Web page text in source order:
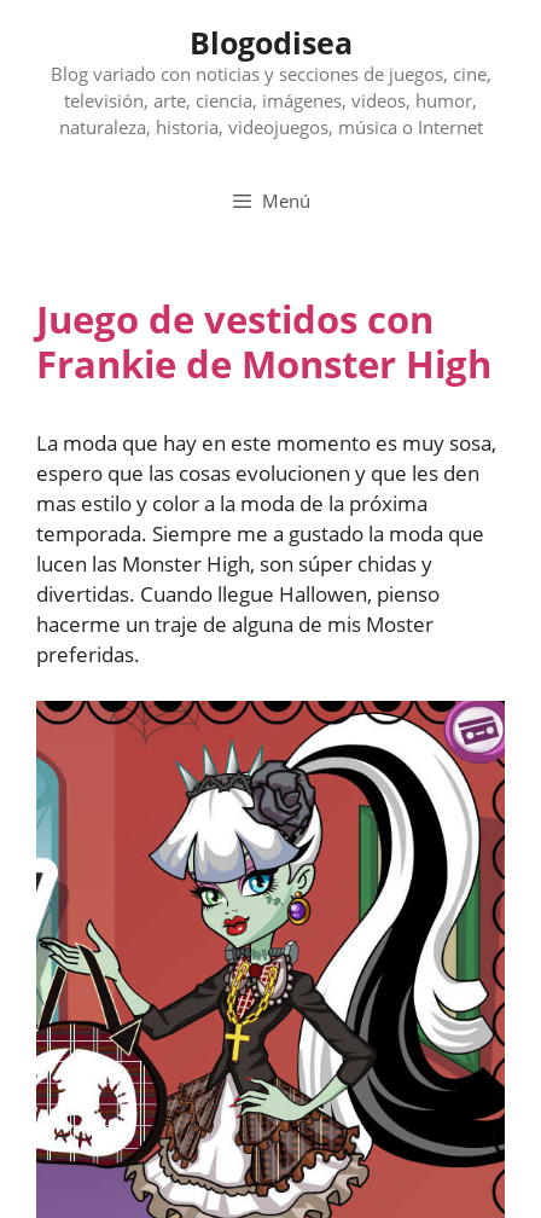
contenido
Blogodisea
Blog variado con noticias y secciones de juegos, cine,
televisión, arte, ciencia, imágenes, videos, humor,
naturaleza, historia, videojuegos, música o Internet
Menú
Juego de vestidos con
Frankie de Monster High
La moda que hay en este momento es muy sosa,
espero que las cosas evolucionen y que les den
mas estilo y color a la moda de la próxima
temporada. Siempre me a gustado la moda que
lucen las Monster High, son súper chidas y
divertidas. Cuando llegue Hallowen, pienso
hacerme un traje de alguna de mis Moster
preferidas.